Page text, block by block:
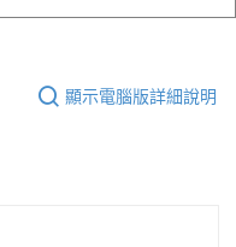
顯示電腦版詳細說明